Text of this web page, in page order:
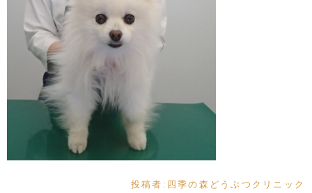
投稿者: 四季の森どうぶつクリニック